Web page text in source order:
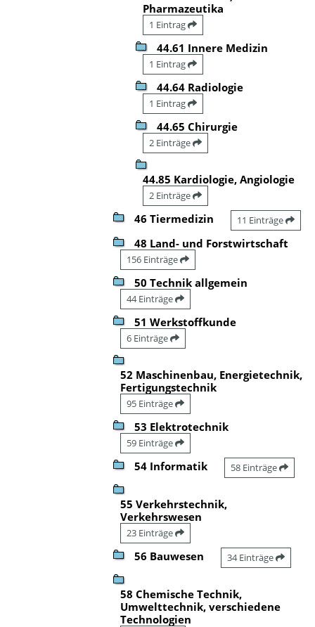
Pharmazeutika
1 Eintrag
44.61 Innere Medizin
1 Eintrag
44.64 Radiologie
1 Eintrag
44.65 Chirurgie
2 Einträge
44.85 Kardiologie, Angiologie
2 Einträge
46 Tiermedizin 11 Einträge
48 Land- und Forstwirtschaft
156 Einträge
50 Technik allgemein
44 Einträge
51 Werkstoffkunde
6 Einträge
52 Maschinenbau, Energietechnik,
Fertigungstechnik
95 Einträge
53 Elektrotechnik
59 Einträge
54 Informatik 58 Einträge
55 Verkehrstechnik,
Verkehrswesen
23 Einträge
56 Bauwesen 34 Einträge
58 Chemische Technik,
Umwelttechnik, verschiedene
Technologien